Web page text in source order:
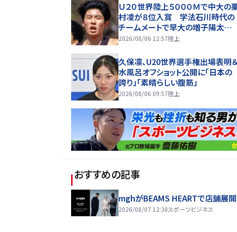
Ｕ２０世界陸上５０００Ｍで中大の
村凌が８位入賞 学法石川時代の
チームメートで早大の増子陽太は
欠場
2026/08/06 12:57陸上
久保凛、U20世界選手権出場表明
水風呂オフショット公開に「日本の
誇り」「素晴らしい腹筋」
2026/08/06 09:57陸上
おすすめの記事
mghがBEAMS HEARTで店舗展開
2026/08/07 12:30スポーツビジネス